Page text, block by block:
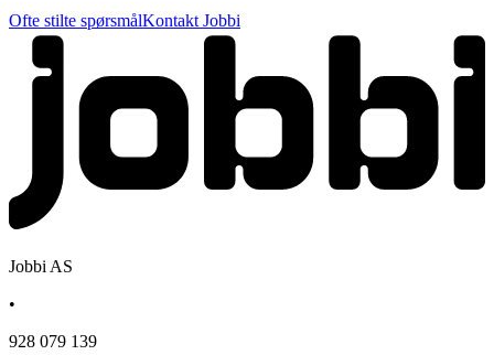
Ofte stilte spørsmålKontakt Jobbi
Jobbi AS
•
928 079 139